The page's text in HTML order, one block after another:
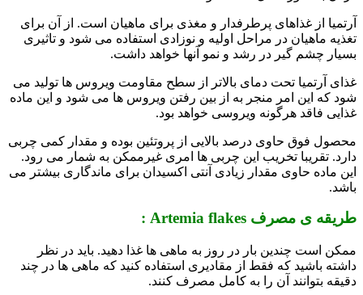
آرتمیا از غذاهای پرطرفدار و مغذی برای ماهیان است. از آن برای
تغذیه ماهیان در مراحل اولیه و نوزادی استفاده می شود و تاثیری
بسیار چشم گیر در رشد و نمو آنها خواهد داشت.
غذای آرتمیا تحت دمای بالاتر از سطح مقاومت ویروس ها تولید می
شود که این امر منجر به از بین رفتن ویروس ها می شود و این ماده
غذایی فاقد هرگونه ویروسی خواهد بود.
محصول فوق حاوی درصد بالایی از پروتئین بوده و مقدار کمی چربی
دارد. تقریبا تخریب این چربی ها امری غیرممکن به شمار می رود.
این ماده حاوی مقدار زیادی آنتی اکسیدان برای ماندگاری بیشتر می
باشد.
طریقه ی مصرف Artemia flakes :
ممکن است چندین بار در روز به ماهی ها غذا دهید. باید در نظر
داشته باشید که فقط از مقادیری استفاده کنید که ماهی ها در چند
دقیقه بتوانند آن را به کامل مصرف کنند.